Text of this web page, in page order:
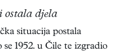
ostala djela
situacija postala
1952. u Čile te izgradio